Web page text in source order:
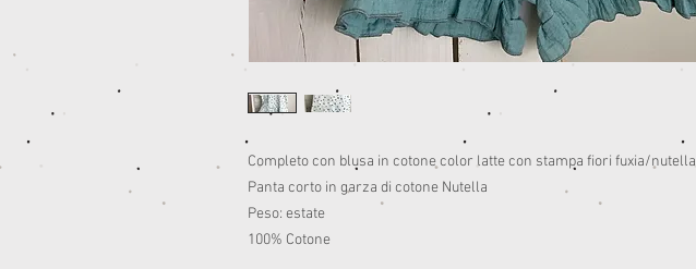
Completo con blusa in cotone color latte con stampa fiori fuxia/nutella
Panta corto in garza di cotone Nutella
Peso: estate
100% Cotone